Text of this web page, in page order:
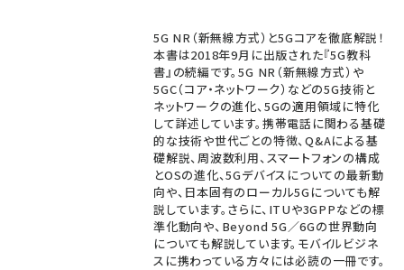
5G NR（新無線方式）と5Gコアを徹底解説！
本書は2018年9月に出版された『5G教科
書』の続編です。5G NR（新無線方式）や
5GC（コア・ネットワーク）などの5G技術と
ネットワークの進化、5Gの適用領域に特化
して詳述しています。携帯電話に関わる基礎
的な技術や世代ごとの特徴、Q&Aによる基
礎解説、周波数利用、スマートフォンの構成
とOSの進化、5Gデバイスについての最新動
向や、日本固有のローカル5Gについても解
説しています。さらに、ITUや3GPPなどの標
準化動向や、Beyond 5G／6Gの世界動向
についても解説しています。モバイルビジネ
スに携わっている方々には必読の一冊です。